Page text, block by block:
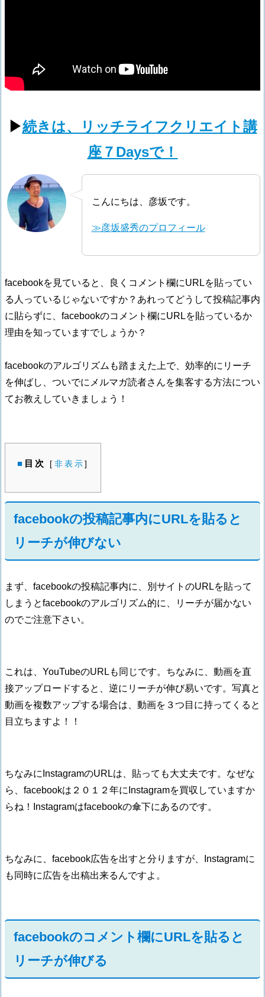
▶続きは、リッチライフクリエイト講
座７Daysで！
こんにちは、彦坂です。
≫彦坂盛秀のプロフィール
facebookを見ていると、良くコメント欄にURLを貼ってい
る人っているじゃないですか？あれってどうして投稿記事内
に貼らずに、facebookのコメント欄にURLを貼っているか
理由を知っていますでしょうか？
facebookのアルゴリズムも踏まえた上で、効率的にリーチ
を伸ばし、ついでにメルマガ読者さんを集客する方法につい
てお教えしていきましょう！
目次 [ 非表示 ]
facebookの投稿記事内にURLを貼ると
リーチが伸びない
まず、facebookの投稿記事内に、別サイトのURLを貼って
しまうとfacebookのアルゴリズム的に、リーチが届かない
のでご注意下さい。
これは、YouTubeのURLも同じです。ちなみに、動画を直
接アップロードすると、逆にリーチが伸び易いです。写真と
動画を複数アップする場合は、動画を３つ目に持ってくると
目立ちますよ！！
ちなみにInstagramのURLは、貼っても大丈夫です。なぜな
ら、facebookは２０１２年にInstagramを買収していますか
らね！Instagramはfacebookの傘下にあるのです。
ちなみに、facebook広告を出すと分りますが、Instagramに
も同時に広告を出稿出来るんですよ。
facebookのコメント欄にURLを貼ると
リーチが伸びる